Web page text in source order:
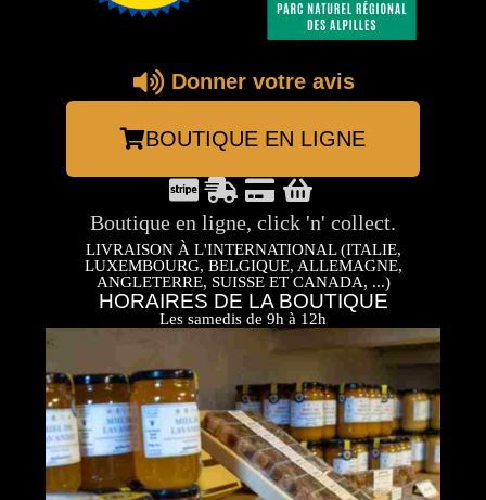
Donner votre avis
BOUTIQUE EN LIGNE
Boutique en ligne, click 'n' collect.
LIVRAISON À L'INTERNATIONAL (ITALIE,
LUXEMBOURG, BELGIQUE, ALLEMAGNE,
ANGLETERRE, SUISSE ET CANADA, ...)
HORAIRES DE LA BOUTIQUE
Les samedis de 9h à 12h